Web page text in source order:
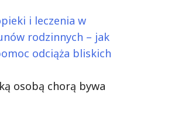
i leczenia w
rodzinnych – jak
odciąża bliskich
osobą chorą bywa